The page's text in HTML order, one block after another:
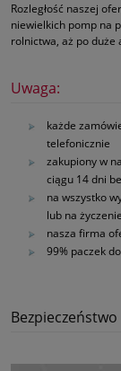
Rozległość naszej
niewielkich pomp na
rolnictwa, aż po duże
Uwaga:
każde
telefonicznie
zakupiony w
ciągu 14 dni
na wszystko
lub na
nasza firma
99% paczek
Bezpieczeństwo